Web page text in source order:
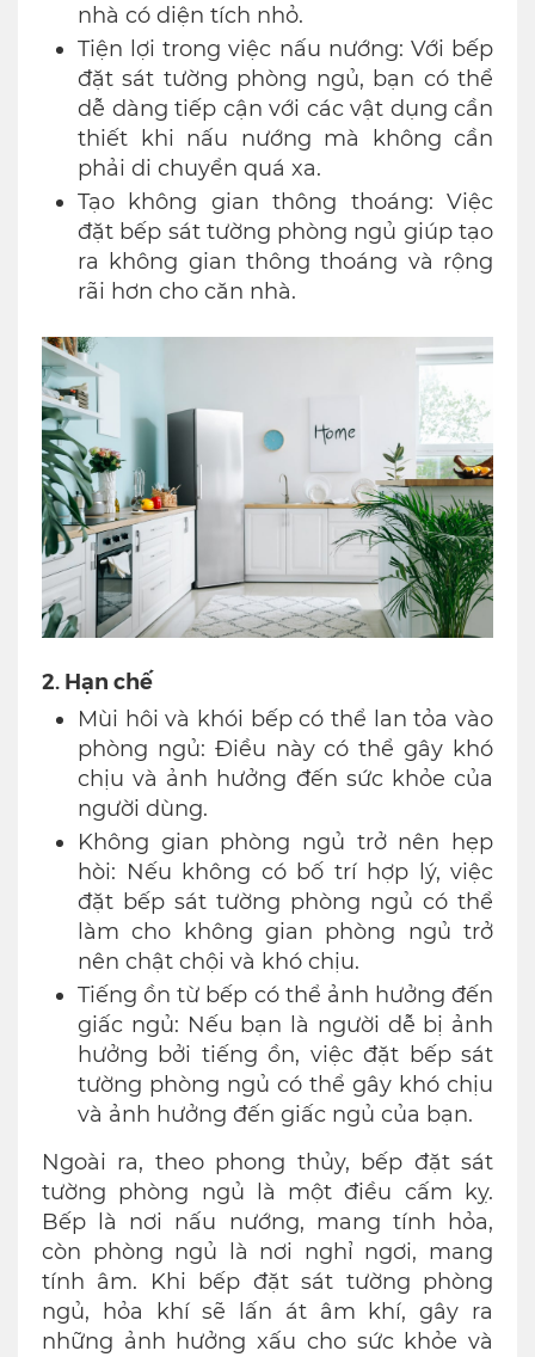
nhà có diện tích nhỏ.
Tiện lợi trong việc nấu nướng: Với bếp
đặt sát tường phòng ngủ, bạn có thể
dễ dàng tiếp cận với các vật dụng cần
thiết khi nấu nướng mà không cần
phải di chuyển quá xa.
Tạo không gian thông thoáng: Việc
đặt bếp sát tường phòng ngủ giúp tạo
ra không gian thông thoáng và rộng
rãi hơn cho căn nhà.
2. Hạn chế
Mùi hôi và khói bếp có thể lan tỏa vào
phòng ngủ: Điều này có thể gây khó
chịu và ảnh hưởng đến sức khỏe của
người dùng.
Không gian phòng ngủ trở nên hẹp
hòi: Nếu không có bố trí hợp lý, việc
đặt bếp sát tường phòng ngủ có thể
làm cho không gian phòng ngủ trở
nên chật chội và khó chịu.
Tiếng ồn từ bếp có thể ảnh hưởng đến
giấc ngủ: Nếu bạn là người dễ bị ảnh
hưởng bởi tiếng ồn, việc đặt bếp sát
tường phòng ngủ có thể gây khó chịu
và ảnh hưởng đến giấc ngủ của bạn.
Ngoài ra, theo phong thủy, bếp đặt sát
tường phòng ngủ là một điều cấm kỵ.
Bếp là nơi nấu nướng, mang tính hỏa,
còn phòng ngủ là nơi nghỉ ngơi, mang
tính âm. Khi bếp đặt sát tường phòng
ngủ, hỏa khí sẽ lấn át âm khí, gây ra
những ảnh hưởng xấu cho sức khỏe và